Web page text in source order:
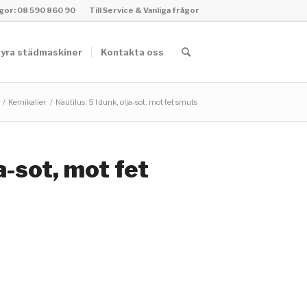
Till Service & Vanliga frågor
08 590 860 90
städmaskiner Kontakta oss
/ Kemikalier / Nautilus, 5 l dunk, olja-sot, mot fet smuts
sot, mot fet